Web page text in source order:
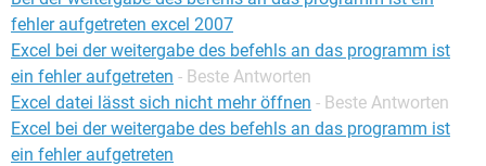
fehler aufgetreten excel 2007
Excel bei der weitergabe des befehls an das programm ist
ein fehler aufgetreten - Beste Antworten
Excel datei lässt sich nicht mehr öffnen - Beste Antworten
Excel bei der weitergabe des befehls an das programm ist
ein fehler aufgetreten